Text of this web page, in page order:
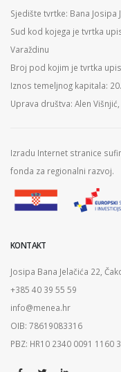
Sjedište tvrtke: Bana Josipa
Sud kod kojega je tvrtka
Varaždinu
Broj pod kojim je tvrtka
Iznos temeljnog kapitala:
Uprava društva: Alen
Izradu Internet stranice
fonda za regionalni razvoj.
KONTAKT
Josipa Bana Jelačića 22,
+385 40 39 55 59
info@menea.hr
OIB: 78619083316
PBZ: HR10 2340 0091 1160